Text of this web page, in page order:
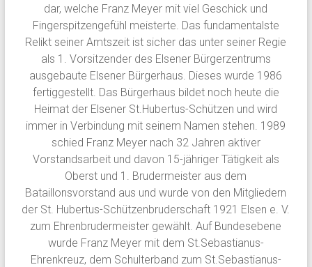
dar, welche Franz Meyer mit viel Geschick und
Fingerspitzengefühl meisterte. Das fundamentalste
Relikt seiner Amtszeit ist sicher das unter seiner Regie
als 1. Vorsitzender des Elsener Bürgerzentrums
ausgebaute Elsener Bürgerhaus. Dieses wurde 1986
fertiggestellt. Das Bürgerhaus bildet noch heute die
Heimat der Elsener St.Hubertus-Schützen und wird
immer in Verbindung mit seinem Namen stehen. 1989
schied Franz Meyer nach 32 Jahren aktiver
Vorstandsarbeit und davon 15-jähriger Tätigkeit als
Oberst und 1. Brudermeister aus dem
Bataillonsvorstand aus und wurde von den Mitgliedern
der St. Hubertus-Schützenbruderschaft 1921 Elsen e. V.
zum Ehrenbrudermeister gewählt. Auf Bundesebene
wurde Franz Meyer mit dem St.Sebastianus-
Ehrenkreuz, dem Schulterband zum St.Sebastianus-